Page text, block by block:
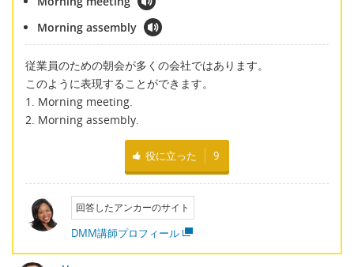
Morning assembly
従業員のための朝会が多くの会社ではあります。
このように表現することができます。
1. Morning meeting.
2. Morning assembly.
役に立った 9
回答したアンカーのサイト
DMM講師プロフィール